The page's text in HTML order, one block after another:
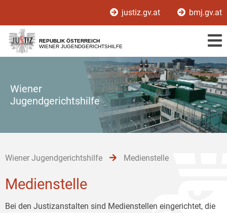
[1]
[2]
[3]
justiz.gv.at bmj.gv.at
REPUBLIK ÖSTERREICH
WIENER JUGENDGERICHTSHILFE
Wiener
Jugendgerichtshilfe
Wiener Jugendgerichtshilfe Medienstelle
Medienstelle
Bei den Justizanstalten sind Medienstellen eingerichtet, die